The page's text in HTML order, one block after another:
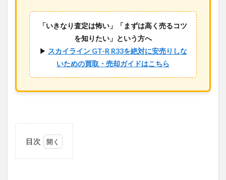
「いきなり査定は怖い」「まずは高く売るコツ
を知りたい」という方へ
▶ スカイライン GT-R R33を絶対に安売りしな
いための買取・売却ガイドはこちら
目次